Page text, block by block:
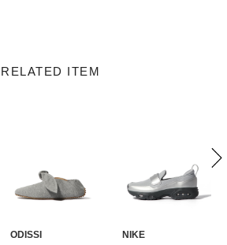
RELATED ITEM
ODISSI
NIKE